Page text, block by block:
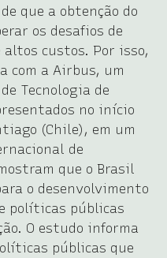
que a obtenção do
os desafios de
custos. Por isso,
com a Airbus, um
Tecnologia de
no início
(Chile), em um
de
que o Brasil
o desenvolvimento
políticas públicas
O estudo informa
públicas que